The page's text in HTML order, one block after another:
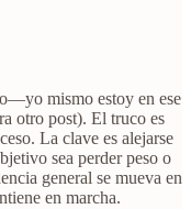
mismo estoy en ese
otro post). El truco es
La clave es alejarse
sea perder peso o
general se mueva en
en marcha.